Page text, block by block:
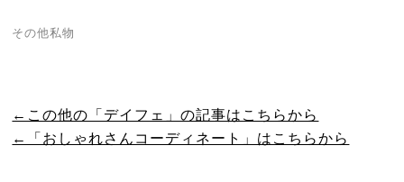
その他私物
←この他の「デイフェ」の記事はこちらから
←「おしゃれさんコーディネート」はこちらから